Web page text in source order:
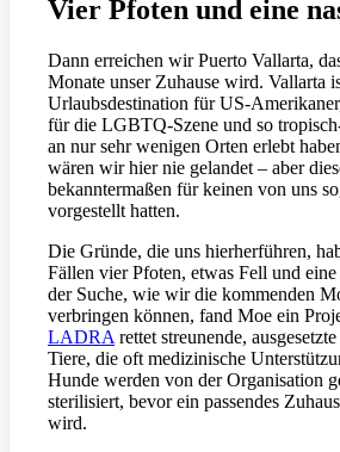
Vier Pfoten und eine
Dann erreichen wir Puerto Vallarta,
Monate unser Zuhause wird. Vallarta
Urlaubsdestination für US-
für die LGBTQ-Szene und so
an nur sehr wenigen Orten erlebt
wären wir hier nie gelandet – aber
bekanntermaßen für keinen von uns
vorgestellt hatten.
Die Gründe, die uns hierherführen,
Fällen vier Pfoten, etwas Fell und
der Suche, wie wir die kommenden
verbringen können, fand Moe ein
LADRA rettet streunende,
Tiere, die oft medizinische
Hunde werden von der Organisation
sterilisiert, bevor ein passendes
wird.